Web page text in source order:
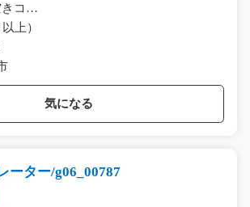
きコ…
上）
気になる
ーター/g06_00787